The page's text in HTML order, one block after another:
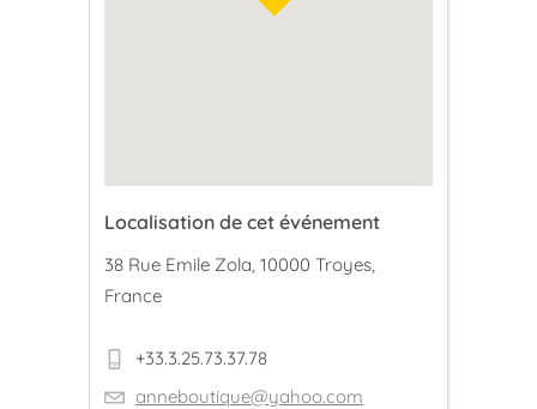
Localisation de cet événement
38 Rue Emile Zola, 10000 Troyes,
France
+33.3.25.73.37.78
anneboutique@yahoo.com